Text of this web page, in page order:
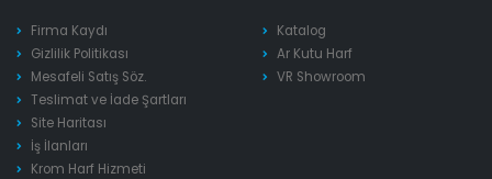
Firma Kaydı
Gizlilik Politikası
Mesafeli Satış Söz.
Teslimat ve İade Şartları
Site Haritası
İş İlanları
Krom Harf Hizmeti
Katalog
Ar Kutu Harf
VR Showroom